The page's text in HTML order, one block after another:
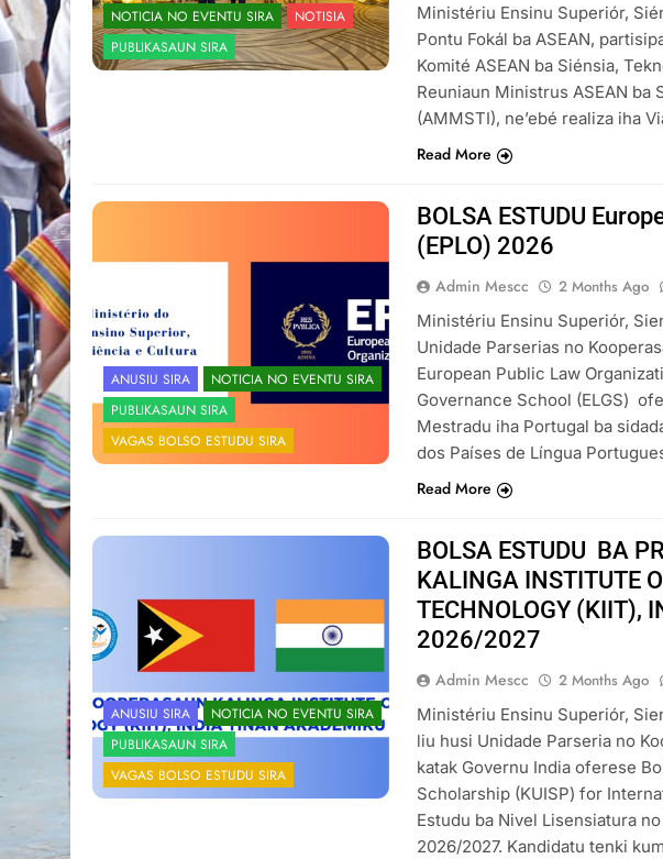
NOTICIA NO EVENTU SIRA
NOTISIA
PUBLIKASAUN SIRA
Ministériu Ensinu Superiór,
Pontu Fokál ba ASEAN,
Komité ASEAN ba Siénsia,
Reuniaun Ministrus ASEAN ba
(AMMSTI), ne’ebé realiza iha
Read More
ANUSIU SIRA
NOTICIA NO EVENTU SIRA
PUBLIKASAUN SIRA
VAGAS BOLSO ESTUDU SIRA
BOLSA ESTUDU
(EPLO) 2026
Admin Mescc 2 Months Ago
Ministériu Ensinu Superiór,
Unidade Parserias no
European Public Law
Governance School (ELGS)
Mestradu iha Portugal ba
dos Países de Língua
Read More
ANUSIU SIRA
NOTICIA NO EVENTU SIRA
PUBLIKASAUN SIRA
VAGAS BOLSO ESTUDU SIRA
BOLSA ESTUDU BA
KALINGA INSTITUTE
TECHNOLOGY (KIIT),
2026/2027
Admin Mescc 2 Months Ago
Ministériu Ensinu Superiór,
liu husi Unidade Parseria no
katak Governu India oferese
Scholarship (KUISP) for
Estudu ba Nivel Lisensiatura
2026/2027. Kandidatu tenki